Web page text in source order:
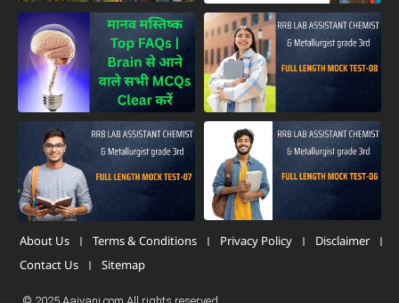
About Us Terms & Conditions Privacy Policy
Disclaimer
Contact Us
Sitemap